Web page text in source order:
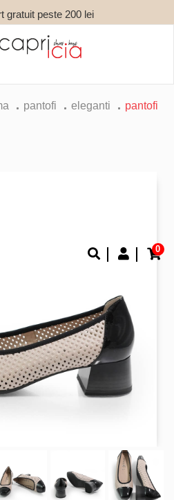
gratuit peste 200 lei
0
pantofi eleganti
pantofi